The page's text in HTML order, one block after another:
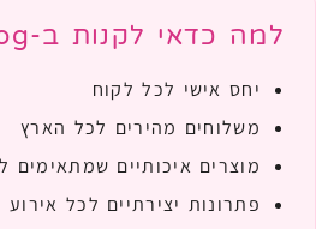
למה כדאי לקנות ב-Noga Nog?
יחס אישי לכל לקוח
משלוחים מהירים לכל הארץ
מוצרים איכותיים שמתאימים
פתרונות יצירתיים לכל